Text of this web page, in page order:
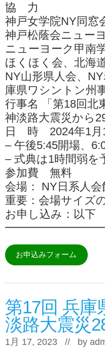
協 力
神戸女学院NY同窓
神戸松蔭会ニュー
ニューヨーク甲南
ほくほく会、北海
NY山形県人会、
庫県ワシントン州
行事名 「第18回北
神淡路大震災から
日 時 2024年1月
– 午後5:45開場、
– 式典は1時間弱を
参加費 無料
会場： NY日系人
重要：会場サイズ
お申し込み：以下
お申込みフォーム
第17回 兵庫
淡路大震災
1月 17, 2023 // by